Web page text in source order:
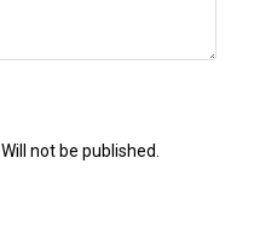
Will not be published.